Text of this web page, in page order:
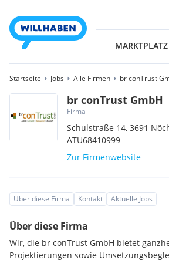
MARKTPLATZ
Startseite Jobs Alle Firmen br conTrust
br conTrust GmbH
Firma
Schulstraße 14,3691
ATU68410999
Zur Firmenwebsite
Über diese Firma Kontakt Aktuelle Jobs
Über diese Firma
Wir, die br conTrust GmbH bietet
Projektierungen sowie